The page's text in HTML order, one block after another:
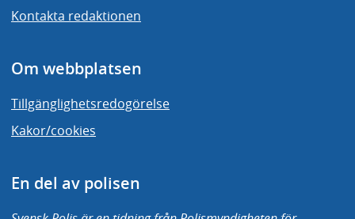
Kontakta redaktionen
Om webbplatsen
Tillgänglighetsredogörelse
Kakor/cookies
En del av polisen